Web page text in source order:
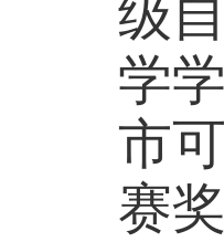
级
学
市
赛